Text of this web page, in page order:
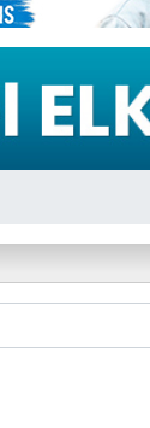
sur WhatsApp
pour 1 Journée
bénédiction
sur WhatsApp